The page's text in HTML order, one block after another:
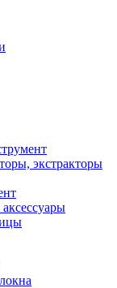
экстракторы